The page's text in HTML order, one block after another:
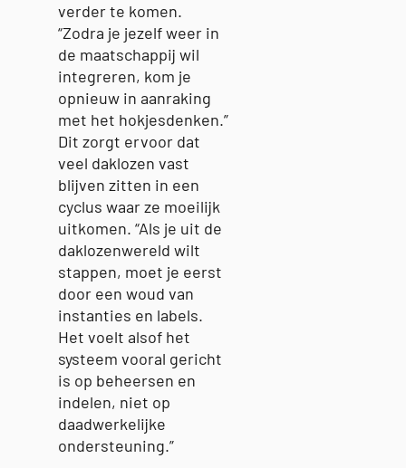
verder te komen.
“Zodra je jezelf weer in
de maatschappij wil
integreren, kom je
opnieuw in aanraking
met het hokjesdenken.”
Dit zorgt ervoor dat
veel daklozen vast
blijven zitten in een
cyclus waar ze moeilijk
uitkomen. “Als je uit de
daklozenwereld wilt
stappen, moet je eerst
door een woud van
instanties en labels.
Het voelt alsof het
systeem vooral gericht
is op beheersen en
indelen, niet op
daadwerkelijke
ondersteuning.”